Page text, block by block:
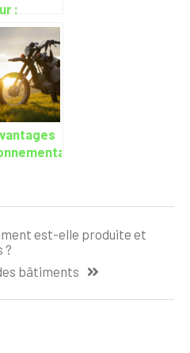
:
et
est-elle produite et
?
bâtiments